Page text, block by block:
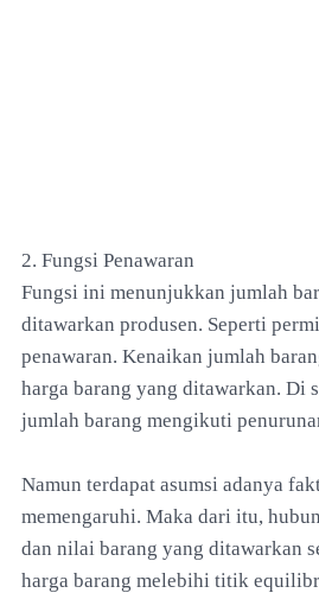
2. Fungsi Penawaran
Fungsi ini menunjukkan jumlah
ditawarkan produsen. Seperti
penawaran. Kenaikan jumlah
harga barang yang ditawarkan. Di
jumlah barang mengikuti
Namun terdapat asumsi adanya
memengaruhi. Maka dari itu,
dan nilai barang yang ditawarkan
harga barang melebihi titik